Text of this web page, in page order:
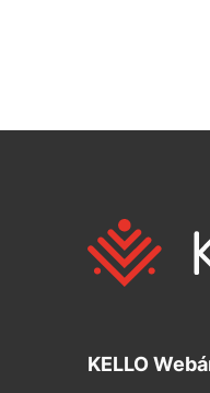
KELLO